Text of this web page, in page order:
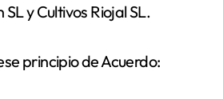
y Cultivos Riojal SL.
principio de Acuerdo: